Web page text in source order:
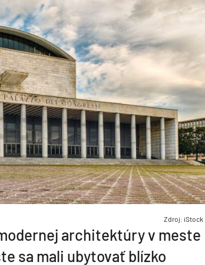
Interiérový dizajn
Inžinierske siete
Stavebná technika
Bonusy Klubu ASB
Zdroj: iStock
architektúry v meste
sa mali ubytovať blízko